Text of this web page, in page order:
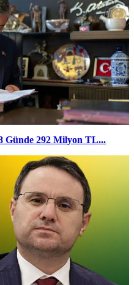
Günde 292 Milyon TL...